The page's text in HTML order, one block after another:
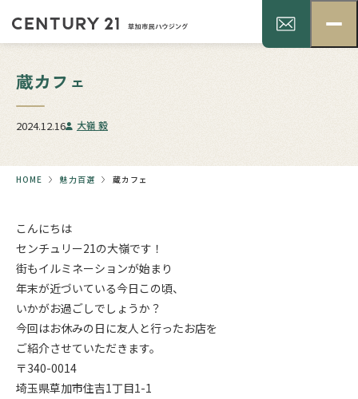
蔵カフェ
2024.12.16 大嶺 毅
HOME 魅力百選 蔵カフェ
こんにちは
センチュリー21の大嶺です！
街もイルミネーションが始まり
年末が近づいている今日この頃、
いかがお過ごしでしょうか？
今回はお休みの日に友人と行ったお店を
ご紹介させていただきます。
〒340-0014
埼玉県草加市住吉1丁目1-1